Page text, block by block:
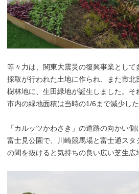
等々力は、関東大震災の復興事業として
採取が行われた土地に作られ、また市北
樹林地に、生田緑地が誕生しました。そ
市内の緑地面積は当時の1/6まで減少した
「カルッツかわさき」の道路の向かい側
富士見公園で、川崎競馬場と富士通スタ
の間を抜けると気持ちの良い広い芝生広